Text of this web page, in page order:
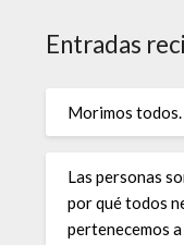
Entradas
Morimos todos.
Las personas
por qué todos
pertenecemos